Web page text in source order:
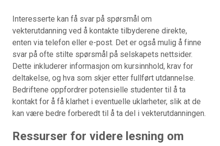
Interesserte kan få svar på spørsmål om
vekterutdanning ved å kontakte tilbyderene direkte,
enten via telefon eller e-post. Det er også mulig å finne
svar på ofte stilte spørsmål på selskapets nettsider.
Dette inkluderer informasjon om kursinnhold, krav for
deltakelse, og hva som skjer etter fullført utdannelse.
Bedriftene oppfordrer potensielle studenter til å ta
kontakt for å få klarhet i eventuelle uklarheter, slik at de
kan være bedre forberedt til å ta del i vekterutdanningen.
Ressurser for videre lesning om